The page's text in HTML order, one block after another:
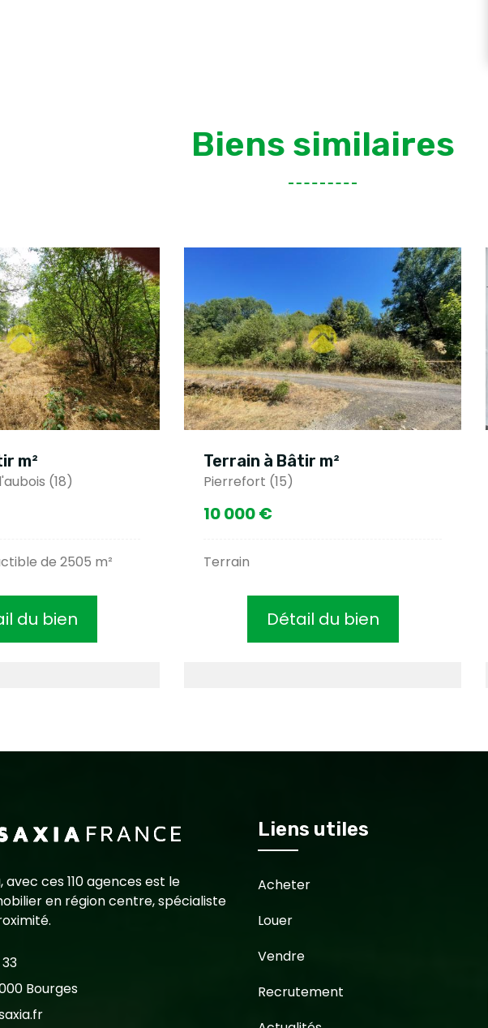
Biens similaires
m²
(18)
de 2505 m²
du bien
Terrain à Bâtir m²
Pierrefort (15)
10 000 €
Terrain
Détail du bien
avec ces 110 agences est le
en région centre, spécialiste
Bourges
Liens utiles
Acheter
Louer
Vendre
Recrutement